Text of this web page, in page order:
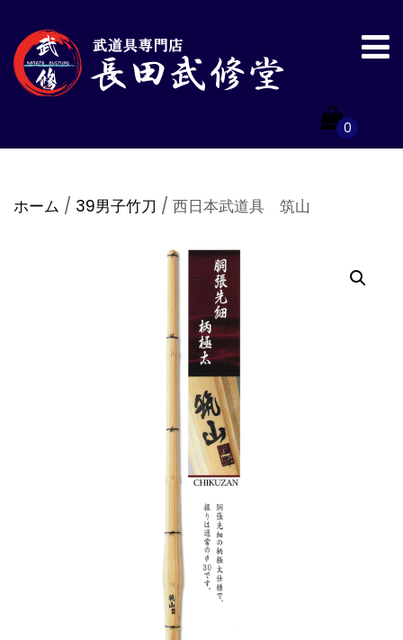
0
ホーム / 39男子竹刀 / 西日本武道具 筑山